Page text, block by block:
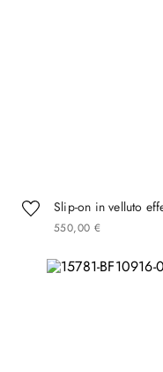
Slip-on in velluto
550,00 €